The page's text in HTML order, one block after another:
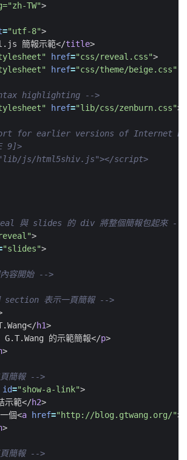
TW">
="utf-8">
簡報示範</title>
href="css/reveal.css">
href="css/theme/beige.css"
highlighting -->
href="lib/css/zenburn.css">
for earlier versions of Internet
與 slides 的 div 將整個簡報包起來 -->
>
"slides">
容開始 -->
表示一頁簡報 -->
</h1>
G.T.Wang 的示範簡報</p>
>
簡報 -->
id="show-a-link">
示範</h2>
個<a href="http://blog.gtwang.org/">
>
簡報 -->